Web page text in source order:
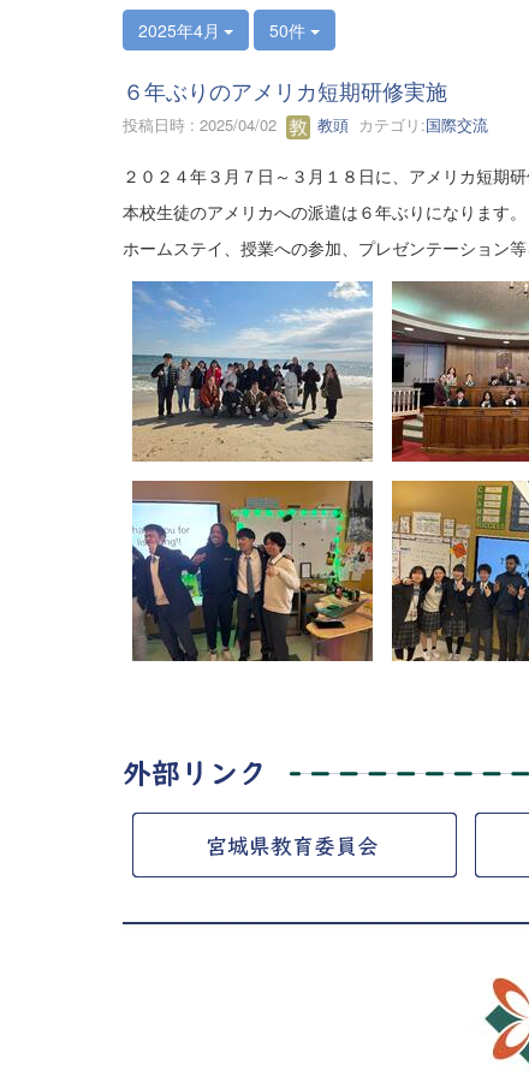
2025年4月 50件
６年ぶりのアメリカ短期研修実施
投稿日時 : 2025/04/02 教頭 カテゴリ:国際交流
２０２４年３月７日～３月１８日に、アメリカ短期研
本校生徒のアメリカへの派遣は６年ぶりになります。
ホームステイ、授業への参加、プレゼンテーション